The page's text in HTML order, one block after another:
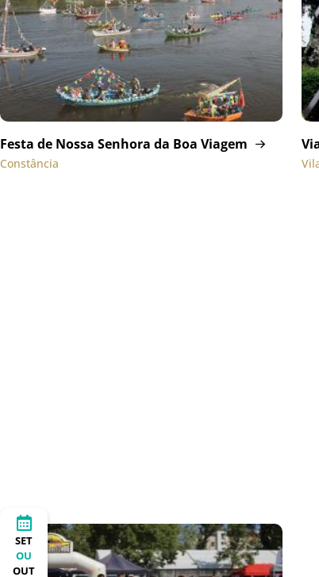
Festa de Nossa Senhora da Boa Viagem
Constância
SET
OU
OUT